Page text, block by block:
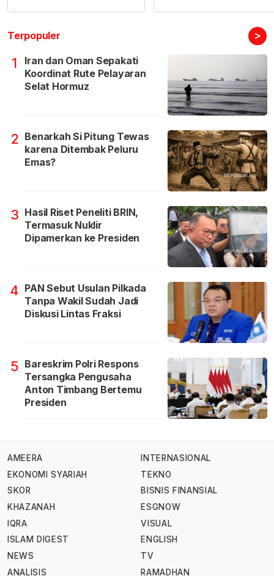
Terpopuler >
1
Iran dan Oman Sepakati
Koordinat Rute Pelayaran
Selat Hormuz
2 Benarkah Si Pitung Tewas
karena Ditembak Peluru
Emas?
3 Hasil Riset Peneliti BRIN,
Termasuk Nuklir
Dipamerkan ke Presiden
4 PAN Sebut Usulan Pilkada
Tanpa Wakil Sudah Jadi
Diskusi Lintas Fraksi
5 Bareskrim Polri Respons
Tersangka Pengusaha
Anton Timbang Bertemu
Presiden
AMEERA
EKONOMI SYARIAH
SKOR
KHAZANAH
IQRA
ISLAM DIGEST
NEWS
ANALISIS
INTERNASIONAL
TEKNO
BISNIS FINANSIAL
ESGNOW
VISUAL
ENGLISH
TV
RAMADHAN